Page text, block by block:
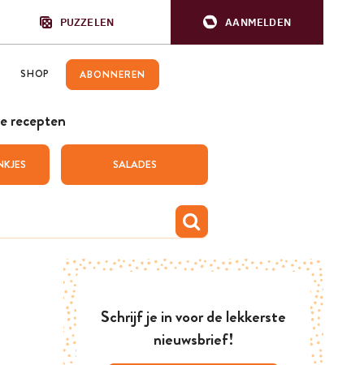
PUZZELEN AANMELDEN
SHOP ABONNEREN
recepten
SALADES
Schrijf je in voor de lekkerste
nieuwsbrief!